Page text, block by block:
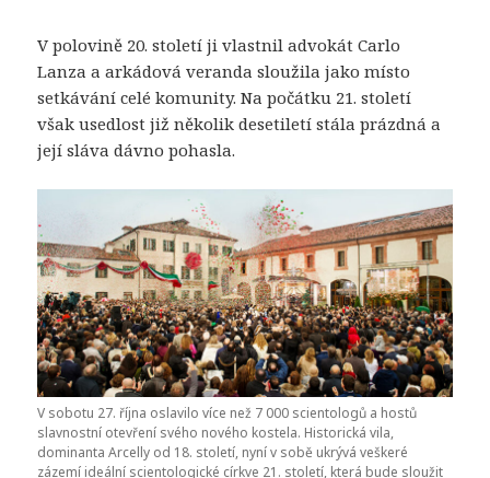
V polovině 20. století ji vlastnil advokát Carlo
Lanza a arkádová veranda sloužila jako místo
setkávání celé komunity. Na počátku 21. století
však usedlost již několik desetiletí stála prázdná a
její sláva dávno pohasla.
V sobotu 27. října oslavilo více než 7 000 scientologů a hostů
slavnostní otevření svého nového kostela. Historická vila,
dominanta Arcelly od 18. století, nyní v sobě ukrývá veškeré
zázemí ideální scientologické církve 21. století, která bude sloužit